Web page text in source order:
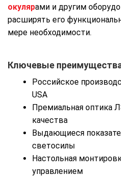
окулярами и другим
расширять его
мере необходимости.
Ключевые
Российское
USA
Премиальная оптика
качества
Выдающиеся
светосилы
Настольная
управлением